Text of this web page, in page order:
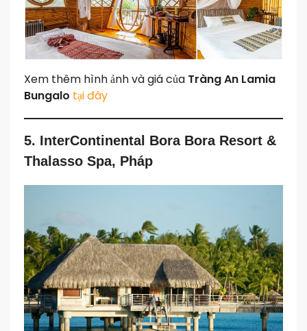
Xem thêm hình ảnh và giá của Tràng An Lamia
Bungalo tại đây
5. InterContinental Bora Bora Resort &
Thalasso Spa, Pháp